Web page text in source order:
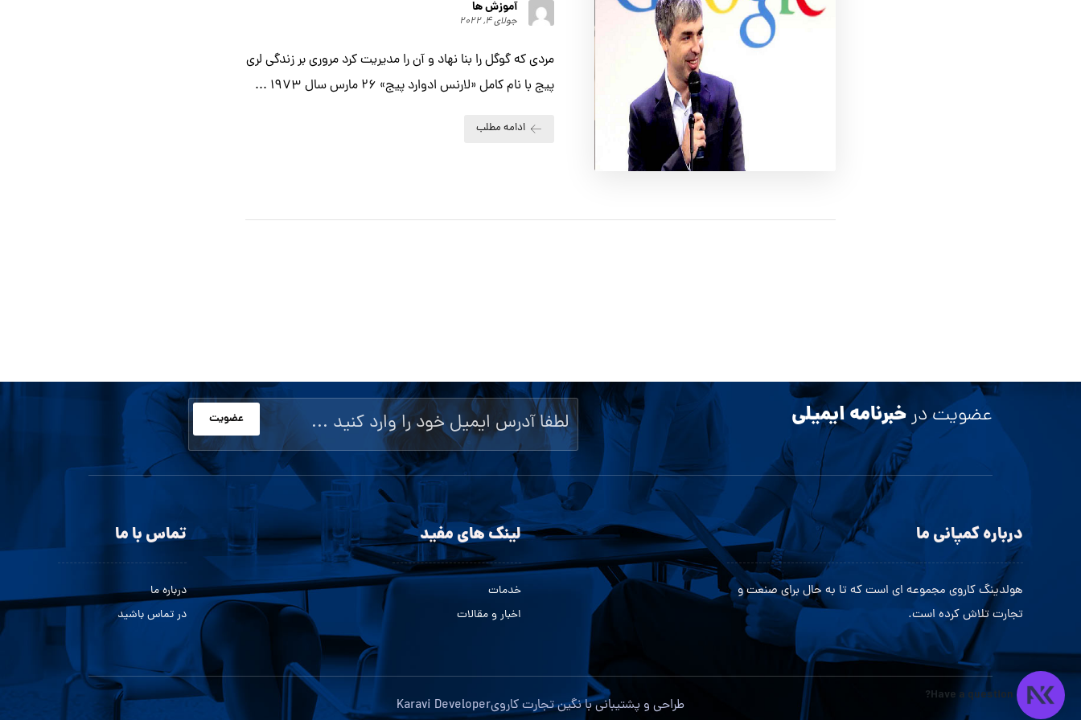
آموزش ها
جولای ۴, ۲۰۲۲
مردی که گوگل را بنا نهاد و آن را مدیریت کرد مروری بر زندگی لری
پیج با نام کامل «لارنس ادوارد پیج» 26 مارس سال 1973 ...
ادامه مطلب
عضویت درخبرنامه ایمیلی عضویت
درباره کمپانی ما
هولدینگ کاروی مجموعه ای است که تا به حال برای صنعت و
تجارت تلاش کرده است.
لینک های مفید
خدمات
اخبار و مقالات
تماس با ما
درباره ما
در تماس باشید
طراحی و پشتیبانی بانگین تجارت کارویKaravi Developer
Have a question?